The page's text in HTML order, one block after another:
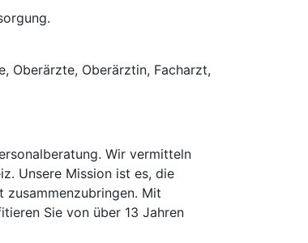
Oberärzte, Oberärztin, Facharzt,
Wir vermitteln
Unsere Mission ist es, die
zusammenzubringen. Mit
Sie von über 13 Jahren